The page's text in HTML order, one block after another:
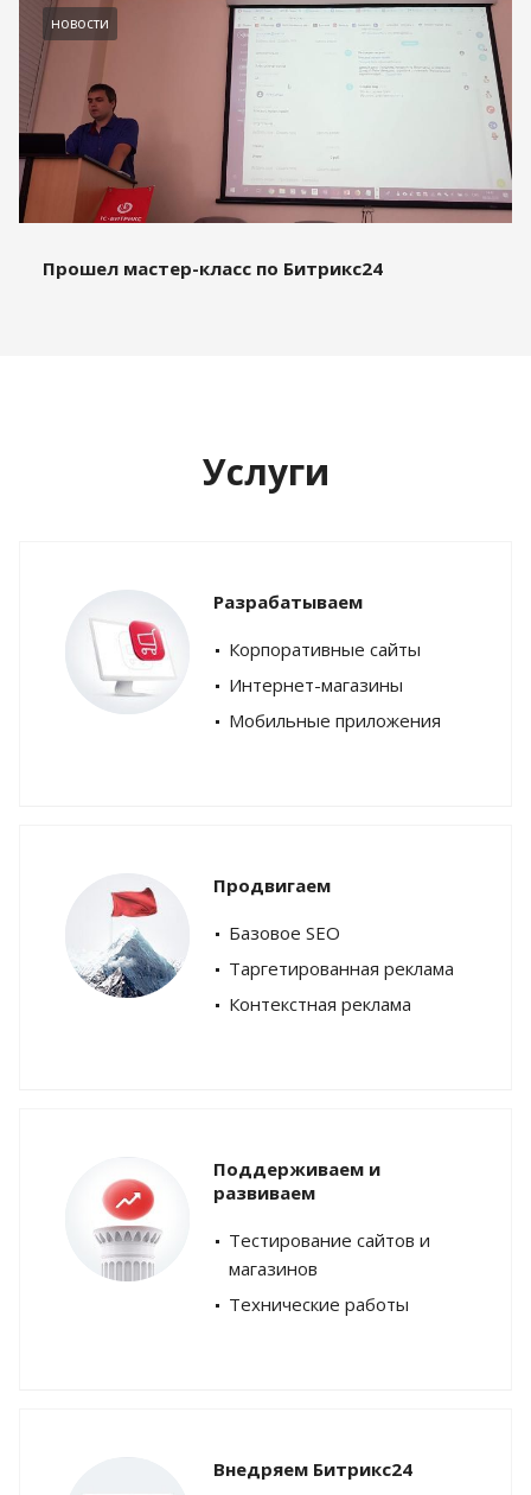
новости
Прошел мастер-класс по Битрикс24
Услуги
Разрабатываем
Корпоративные сайты
Интернет-магазины
Мобильные приложения
Продвигаем
Базовое SEO
Таргетированная реклама
Контекстная реклама
Поддерживаем и
развиваем
Тестирование сайтов и
магазинов
Технические работы
Внедряем Битрикс24